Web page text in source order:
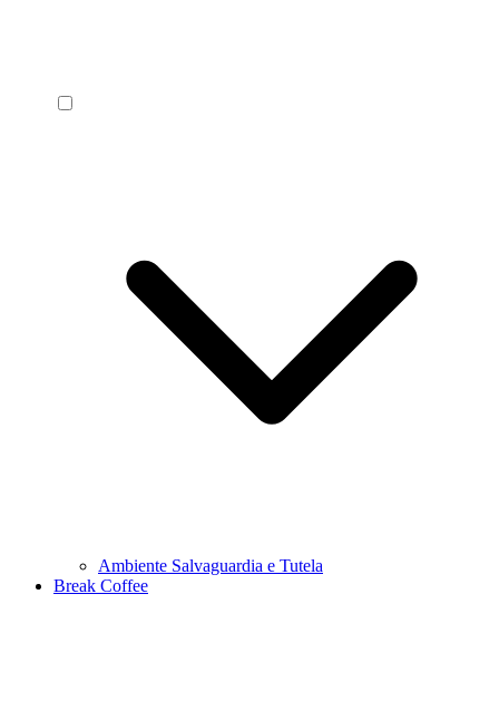
Ambiente Salvaguardia e Tutela
Break Coffee